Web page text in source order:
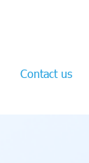
Contact us